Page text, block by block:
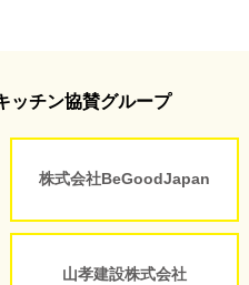
ッチン協賛グループ
株式会社BeGoodJapan
山孝建設株式会社